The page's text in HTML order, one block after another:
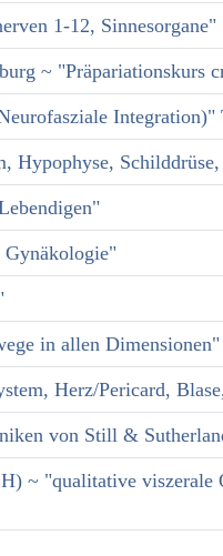
1-12, Sinnesorgane"
~ "Präpariationskurs
Integration)"
Schilddrüse,
in allen Dimensionen"
Herz/Pericard,
von Still &
~ "qualitative viszerale